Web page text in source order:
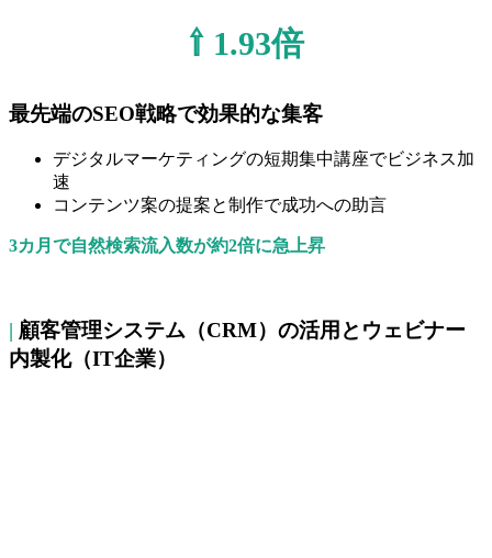
⇧ 1.93倍
最先端のSEO戦略で効果的な集客
デジタルマーケティングの短期集中講座でビジネス加
速
コンテンツ案の提案と制作で成功への助言
3カ月で自然検索流入数が約2倍に急上昇
| 顧客管理システム（CRM）の活用とウェビナー
内製化（IT企業）